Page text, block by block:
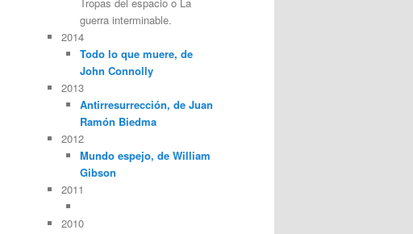
guerra interminable.
2014
Todo lo que muere, de
John Connolly
2013
Antirresurrección, de Juan
Ramón Biedma
2012
Mundo espejo, de William
Gibson
2011
2010